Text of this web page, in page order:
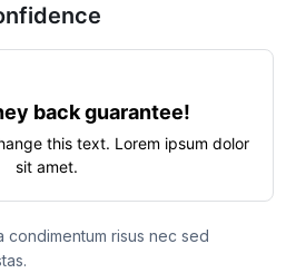
back guarantee!
this text. Lorem ipsum dolor
sit amet.
condimentum risus nec sed